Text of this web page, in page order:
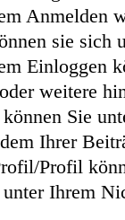
Anmelden
sie sich
Einloggen
weitere
können Sie
Ihrer
Profil
Ihrem